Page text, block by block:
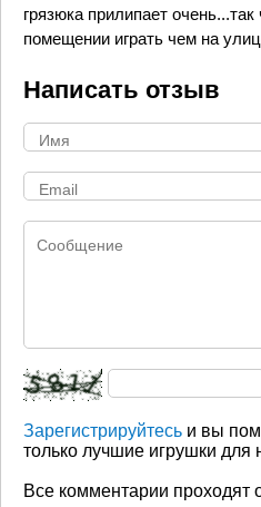
грязюка прилипает
помещении играть чем на
Написать отзыв
Зарегистрируйтесь и вы
только лучшие игрушки для
Все комментарии проходят